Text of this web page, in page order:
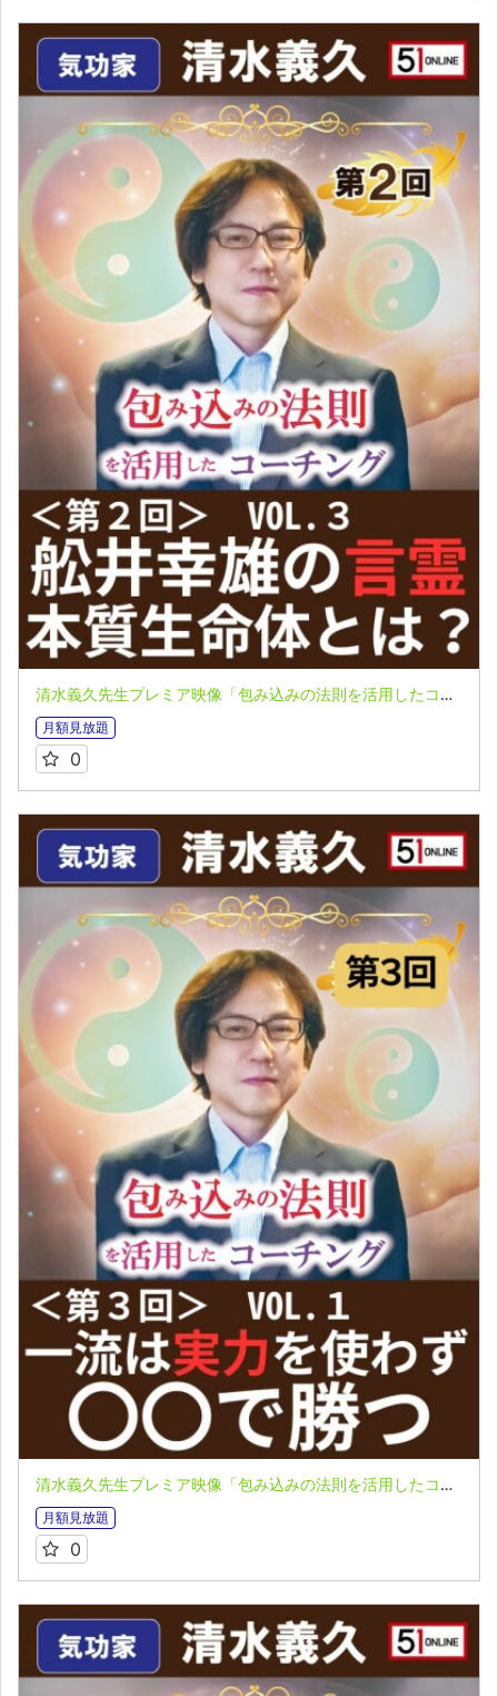
清水義久先生プレミア映像「包み込みの法則を活用したコーチング」第２回 VOL.３：舩井幸雄の言霊「本質生命体」とは？
月額見放題
0
清水義久先生プレミア映像「包み込みの法則を活用したコーチング」第３回 VOL.１：一流は実力を使わず〇〇で勝つ
月額見放題
0